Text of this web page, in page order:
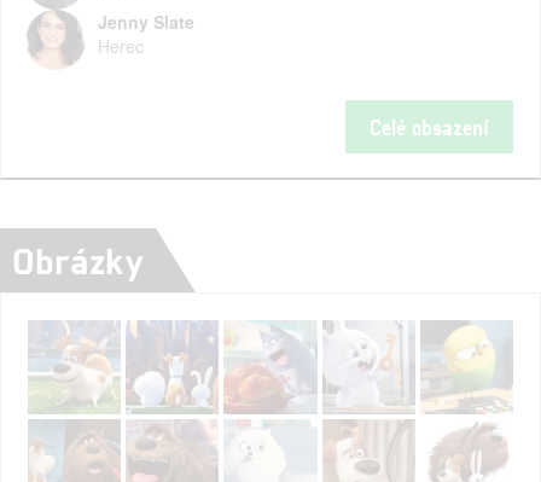
Jenny Slate
Herec
Celé obsazení
Obrázky